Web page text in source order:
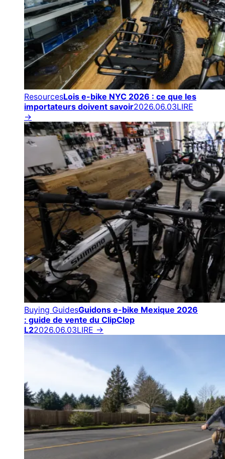
ResourcesLois e-bike NYC 2026 : ce que les
importateurs doivent savoir2026.06.03LIRE
→
Buying GuidesGuidons e-bike Mexique 2026
: guide de vente du ClipClop
L22026.06.03LIRE →